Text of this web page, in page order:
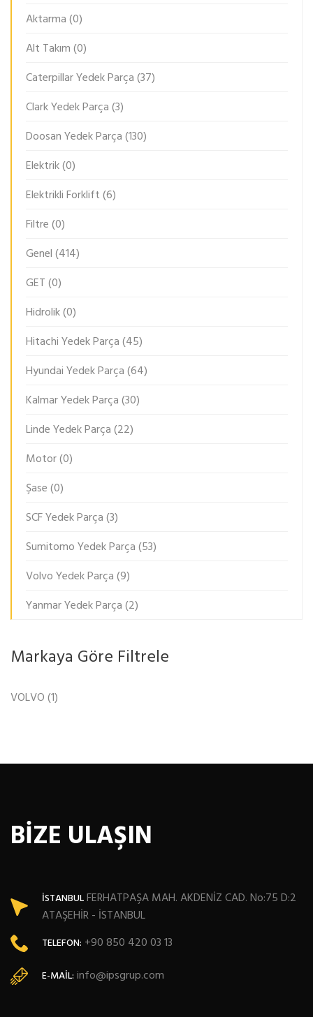
Aktarma(0)
Alt Takım(0)
Caterpillar Yedek Parça(37)
Clark Yedek Parça(3)
Doosan Yedek Parça(130)
Elektrik(0)
Elektrikli Forklift(6)
Filtre(0)
Genel(414)
GET(0)
Hidrolik(0)
Hitachi Yedek Parça(45)
Hyundai Yedek Parça(64)
Kalmar Yedek Parça(30)
Linde Yedek Parça(22)
Motor(0)
Şase(0)
SCF Yedek Parça(3)
Sumitomo Yedek Parça(53)
Volvo Yedek Parça(9)
Yanmar Yedek Parça(2)
Markaya Göre Filtrele
VOLVO(1)
BİZE ULAŞIN
İSTANBULFERHATPAŞA MAH. AKDENİZ CAD. No:75 D:2
ATAŞEHİR - İSTANBUL
TELEFON: +90 850 420 03 13
E-MAIL: info@ipsgrup.com